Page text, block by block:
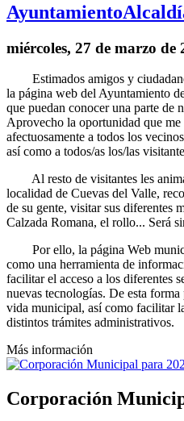
Ayuntamiento
miércoles, 27 de marzo de
Estimados amigos y
la página web del Ayuntamiento
que puedan conocer una parte de
Aprovecho la oportunidad que me
afectuosamente a todos los
así como a todos/as los/las
Al resto de visitantes les
localidad de Cuevas del Valle,
de su gente, visitar sus diferentes
Calzada Romana, el rollo... Será
Por ello, la página Web
como una herramienta de
facilitar el acceso a los diferentes
nuevas tecnologías. De esta
vida municipal, así como facilitar
distintos trámites administrativos.
Más información
Corporación